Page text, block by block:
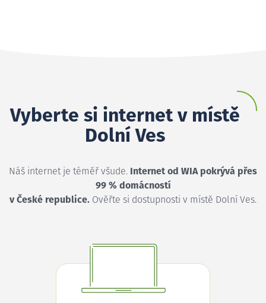
Vyberte si internet v místě
Dolní Ves
Náš internet je téměř všude. Internet od WIA pokrývá přes
99 % domácností
v České republice. Ověřte si dostupnosti v místě Dolní Ves.